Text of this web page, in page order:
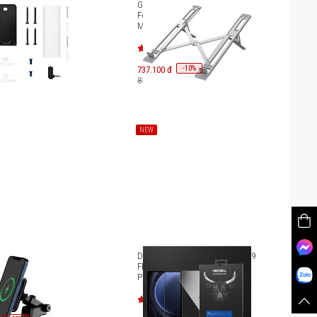
Bose
Giá đỡ tản nhiệt Hyperstand
Folding Aluminium cho
MacBook/Laptop/iPad HTU6
737.100 đ -10%
819.000 đ
dây Mazer
Air.Drive V3 15W
Mount [M-NAW-
NEW
Dán cường lực Samsung Tab S9
FE+ (12.4″) Mipow Kingbull HD
Premium BJ-S9B-CR